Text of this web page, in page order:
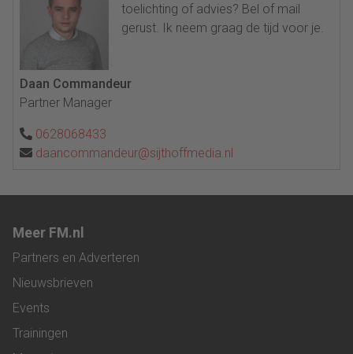
toelichting of advies? Bel of mail
gerust. Ik neem graag de tijd voor je.
Daan Commandeur
Partner Manager
0628068433
daancommandeur@sijthoffmedia.nl
Meer FM.nl
Partners en Adverteren
Nieuwsbrieven
Events
Trainingen